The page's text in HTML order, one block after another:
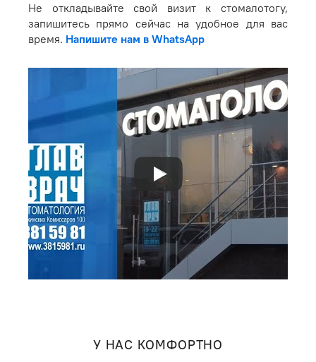
Не откладывайте свой визит к стомалотогу,
запишитесь прямо сейчас на удобное для вас
время. Напишите нам в WhatsApp
У НАС КОМФОРТНО